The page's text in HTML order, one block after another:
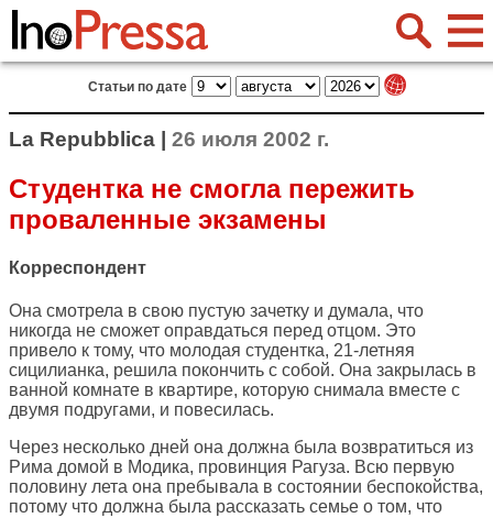
Статьи по дате
La Repubblica | 26 июля 2002 г.
Студентка не смогла пережить
проваленные экзамены
Корреспондент
Она смотрела в свою пустую зачетку и думала, что
никогда не сможет оправдаться перед отцом. Это
привело к тому, что молодая студентка, 21-летняя
сицилианка, решила покончить с собой. Она закрылась в
ванной комнате в квартире, которую снимала вместе с
двумя подругами, и повесилась.
Через несколько дней она должна была возвратиться из
Рима домой в Модика, провинция Рагуза. Всю первую
половину лета она пребывала в состоянии беспокойства,
потому что должна была рассказать семье о том, что